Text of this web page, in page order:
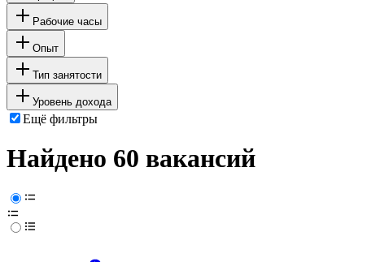
Рабочие часы
Опыт
Тип занятости
Уровень дохода
Ещё фильтры
Найдено 60 вакансий